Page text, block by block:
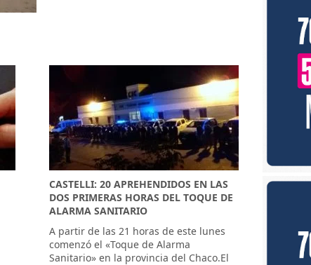
CASTELLI: 20 APREHENDIDOS EN LAS
DOS PRIMERAS HORAS DEL TOQUE DE
ALARMA SANITARIO
A partir de las 21 horas de este lunes
comenzó el «Toque de Alarma
Sanitario» en la provincia del Chaco.El